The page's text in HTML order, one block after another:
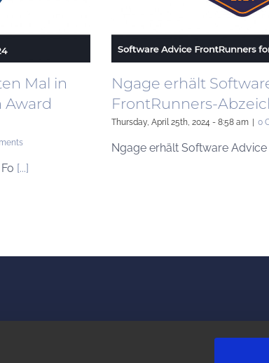
Mal in
Award
[...]
Ngage erhält
FrontRunners-
Thursday, April 25th, 2024 - 8:58 am 0
Ngage erhält Software Advice